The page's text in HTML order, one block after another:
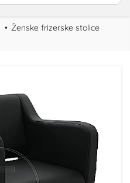
Ženske frizerske stolice